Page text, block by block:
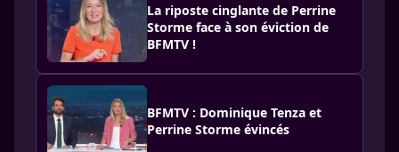
La riposte cinglante de Perrine
Storme face à son éviction de
BFMTV !
BFMTV : Dominique Tenza et
Perrine Storme évincés